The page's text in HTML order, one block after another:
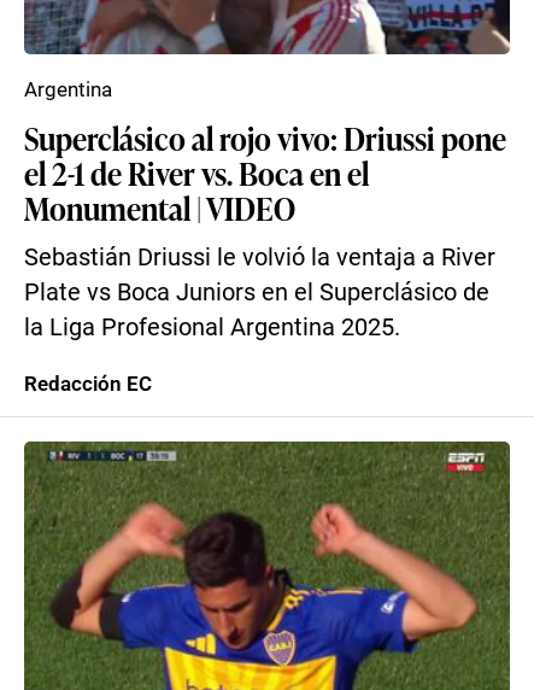
Superclásico al rojo vivo: Driussi pone
el 2-1 de River vs. Boca en el
Monumental | VIDEO
Sebastián Driussi le volvió la ventaja a River
Plate vs Boca Juniors en el Superclásico de
la Liga Profesional Argentina 2025.
Argentina
Redacción EC